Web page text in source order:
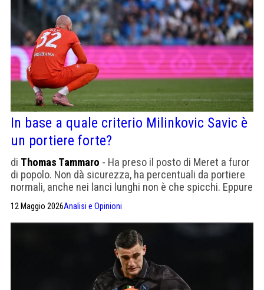
In base a quale criterio Milinkovic Savic è
un portiere forte?
di Thomas Tammaro - Ha preso il posto di Meret a furor
di popolo. Non dà sicurezza, ha percentuali da portiere
normali, anche nei lanci lunghi non è che spicchi. Eppure
12 Maggio 2026Analisi e Opinioni